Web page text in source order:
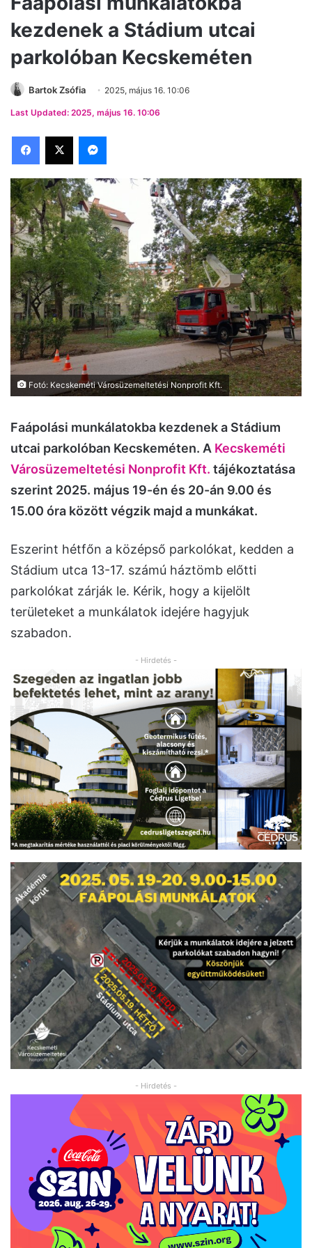
kezdenek a Stádium utcai
parkolóban Kecskeméten
Bartok Zsófia 2025, május 16. 10:06
Last Updated: 2025, május 16. 10:06
Facebook
X Messenger
Fotó: Kecskeméti Városüzemeltetési Nonprofit Kft.
Faápolási munkálatokba kezdenek a Stádium
utcai parkolóban Kecskeméten. A Kecskeméti
Városüzemeltetési Nonprofit Kft. tájékoztatása
szerint 2025. május 19-én és 20-án 9.00 és
15.00 óra között végzik majd a munkákat.
Eszerint hétfőn a középső parkolókat, kedden a
Stádium utca 13-17. számú háztömb előtti
parkolókat zárják le. Kérik, hogy a kijelölt
területeket a munkálatok idejére hagyjuk
szabadon.
- Hirdetés -
- Hirdetés -